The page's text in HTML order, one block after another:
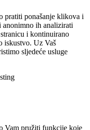
pratiti ponašanje klikova i
anonimno ih analizirati
i kontinuirano
iskustvo. Uz Vaš
sljedeće usluge
Vam pružiti funkcije koje